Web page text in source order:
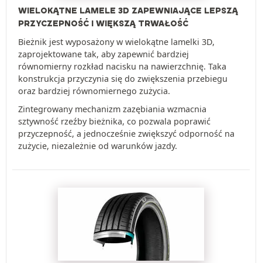
WIELOKĄTNE LAMELE 3D ZAPEWNIAJĄCE LEPSZĄ
PRZYCZEPNOŚĆ I WIĘKSZĄ TRWAŁOŚĆ
Bieżnik jest wyposażony w wielokątne lamelki 3D,
zaprojektowane tak, aby zapewnić bardziej
równomierny rozkład nacisku na nawierzchnię. Taka
konstrukcja przyczynia się do zwiększenia przebiegu
oraz bardziej równomiernego zużycia.
Zintegrowany mechanizm zazębiania wzmacnia
sztywność rzeźby bieżnika, co pozwala poprawić
przyczepność, a jednocześnie zwiększyć odporność na
zużycie, niezależnie od warunków jazdy.